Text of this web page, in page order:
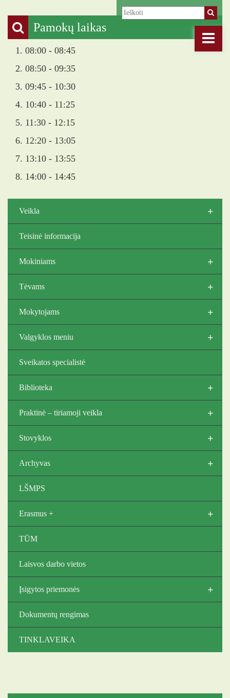
Pamokų laikas
1. 08:00 - 08:45
2. 08:50 - 09:35
3. 09:45 - 10:30
4. 10:40 - 11:25
5. 11:30 - 12:15
6. 12:20 - 13:05
7. 13:10 - 13:55
8. 14:00 - 14:45
+
Veikla
Teisinė informacija
+
Mokiniams
+
Tėvams
+
Mokytojams
+
Valgyklos meniu
Sveikatos specialistė
+
Biblioteka
+
Praktinė – tiriamoji veikla
+
Stovyklos
+
Archyvas
LŠMPS
+
Erasmus +
TŪM
Laisvos darbo vietos
+
Įsigytos priemonės
Dokumentų rengimas
TINKLAVEIKA